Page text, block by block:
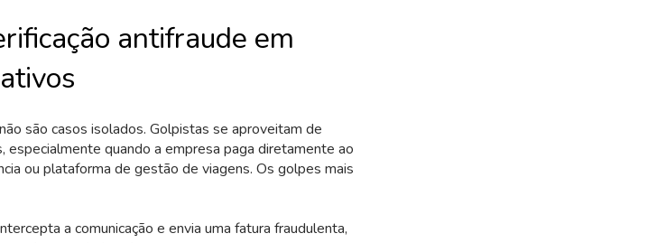
antifraude em
não são casos isolados. Golpistas se aproveitam de
especialmente quando a empresa paga diretamente ao
ou plataforma de gestão de viagens. Os golpes mais
a comunicação e envia uma fatura fraudulenta,